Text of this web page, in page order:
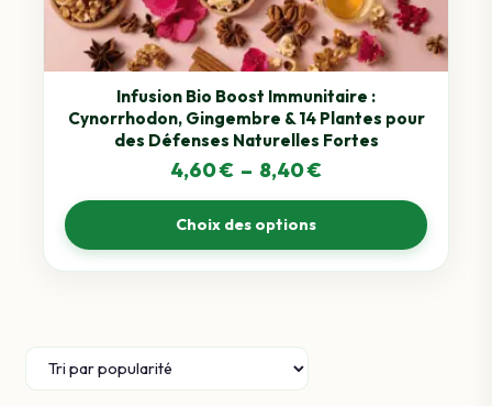
Infusion Bio Boost Immunitaire :
Cynorrhodon, Gingembre & 14 Plantes pour
des Défenses Naturelles Fortes
4,60€ – 8,40€Plage
de
4,60 €
Choix des options
peuvent
choisies
produit